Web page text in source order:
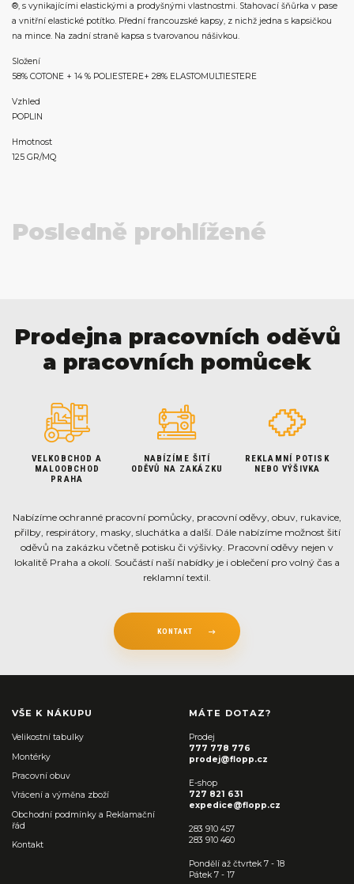
®, s vynikajícími elastickými a prodyšnými vlastnostmi. Stahovací šňůrka v pase
a vnitřní elastické potítko. Přední francouzské kapsy, z nichž jedna s kapsičkou
na mince. Na zadní straně kapsa s tvarovanou nášivkou.
Složení
58% COTONE + 14 % POLIESTERE+ 28% ELASTOMULTIESTERE
Vzhled
POPLIN
Hmotnost
125 GR/MQ
Posledně prohlížené
Prodejna pracovních oděvů
a pracovních pomůcek
VELKOBCHOD A
MALOOBCHOD
PRAHA
NABÍZÍME ŠITÍ
ODĚVŮ NA ZAKÁZKU
REKLAMNÍ POTISK
NEBO VÝŠIVKA
Nabízíme ochranné pracovní pomůcky, pracovní oděvy, obuv, rukavice,
přilby, respirátory, masky, sluchátka a další. Dále nabízíme možnost šití
oděvů na zakázku včetně potisku či výšivky. Pracovní oděvy nejen v
lokalitě Praha a okolí. Součástí naší nabídky je i oblečení pro volný čas a
reklamní textil.
KONTAKT
VŠE K NÁKUPU
Velikostní tabulky
Montérky
Pracovní obuv
Vrácení a výměna zboží
Obchodní podmínky a Reklamační
řád
Kontakt
MÁTE DOTAZ?
Prodej
777 778 776
prodej@flopp.cz
E-shop
727 821 631
expedice@flopp.cz
283 910 457
283 910 460
Pondělí až čtvrtek 7 - 18
Pátek 7 - 17